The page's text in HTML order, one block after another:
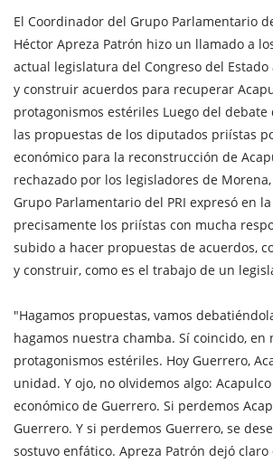
El Coordinador del Grupo Parlamentario
Héctor Apreza Patrón hizo un llamado a
actual legislatura del Congreso del
y construir acuerdos para recuperar
protagonismos estériles Luego del
las propuestas de los diputados priístas
económico para la reconstrucción de
rechazado por los legisladores de
Grupo Parlamentario del PRI expresó en
precisamente los priístas con mucha
subido a hacer propuestas de acuerdos,
y construir, como es el trabajo de un
"Hagamos propuestas, vamos
hagamos nuestra chamba. Sí coincido, en
protagonismos estériles. Hoy Guerrero,
unidad. Y ojo, no olvidemos algo:
económico de Guerrero. Si perdemos
Guerrero. Y si perdemos Guerrero, se
sostuvo enfático. Apreza Patrón dejó claro